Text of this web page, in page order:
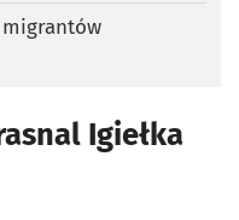
Igiełka